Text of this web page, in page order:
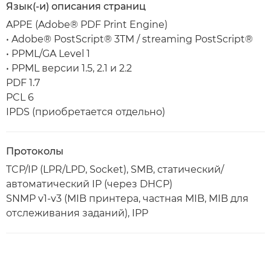
Язык(-и) описания страниц
APPE (Adobe® PDF Print Engine)
• Adobe® PostScript® 3TM / streaming PostScript®
• PPML/GA Level 1
• PPML версии 1.5, 2.1 и 2.2
PDF 1.7
PCL 6
IPDS (приобретается отдельно)
Протоколы
TCP/IP (LPR/LPD, Socket), SMB, статический/
автоматический IP (через DHCP)
SNMP v1-v3 (MIB принтера, частная MIB, MIB для
отслеживания заданий), IPP